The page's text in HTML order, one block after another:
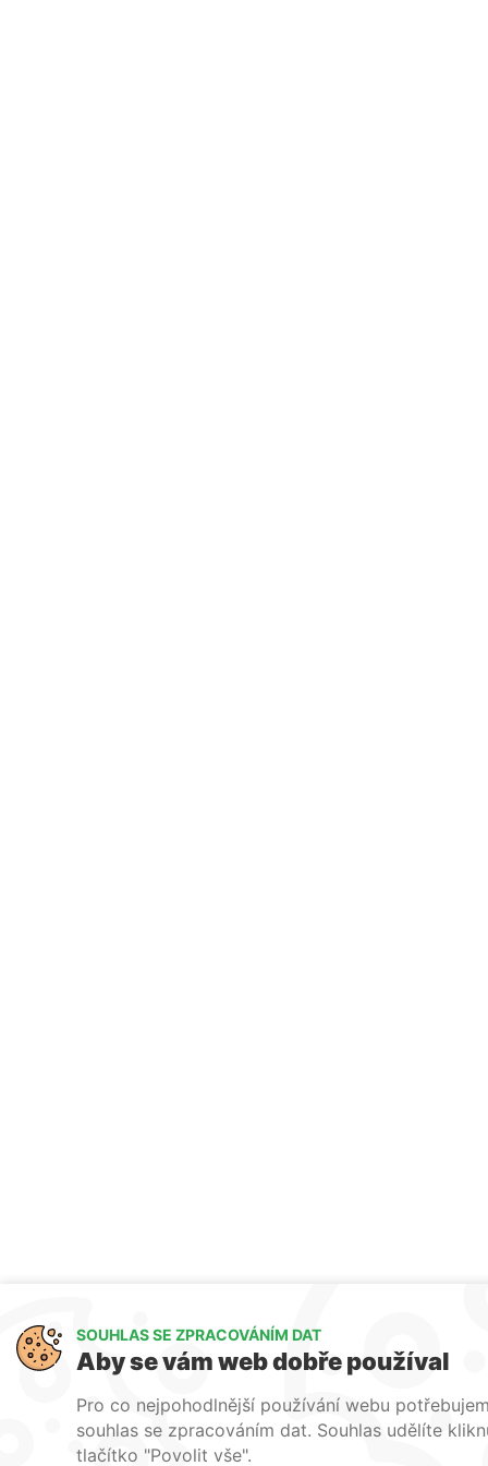
SOUHLAS SE ZPRACOVÁNÍM DAT
Aby se vám web dobře používal
Pro co nejpohodlnější používání webu
souhlas se zpracováním dat. Souhlas udělíte
tlačítko "Povolit vše".